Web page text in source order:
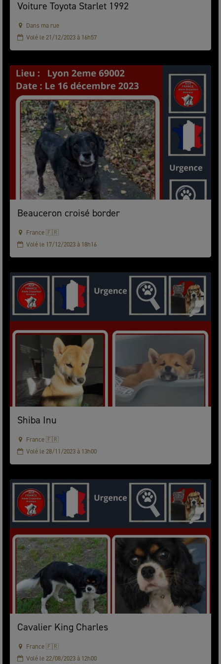
Voiture Toyota Starlet 1992
Dans ma rue
Volé le 21/12/2023 à 16h57
Beauceron croisé border
France 🇫🇷
Volé le 17/12/2023 à 18h16
Shiba Inu
France 🇫🇷
Volé le 28/11/2023 à 13h00
Cavalier King Charles
France 🇫🇷
Volé le 22/08/2023 à 12h00